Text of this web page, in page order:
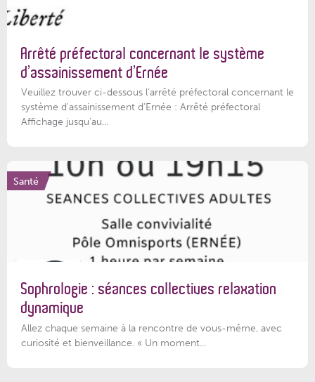
Arrêté préfectoral concernant le système
d’assainissement d’Ernée
Veuillez trouver ci-dessous l’arrêté préfectoral concernant le
système d'assainissement d'Ernée : Arrêté préfectoral
Affichage jusqu'au...
Santé
Sophrologie : séances collectives relaxation
dynamique
Allez chaque semaine à la rencontre de vous-même, avec
curiosité et bienveillance. « Un moment...